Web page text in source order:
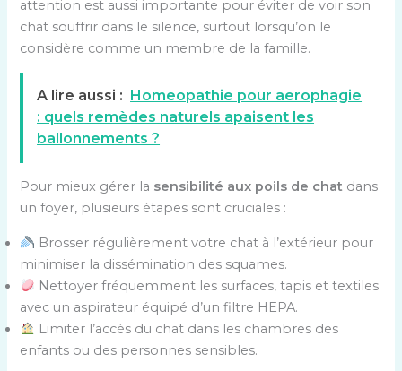
attention est aussi importante pour éviter de voir son
chat souffrir dans le silence, surtout lorsqu’on le
considère comme un membre de la famille.
A lire aussi : Homeopathie pour aerophagie
: quels remèdes naturels apaisent les
ballonnements ?
Pour mieux gérer la sensibilité aux poils de chat dans
un foyer, plusieurs étapes sont cruciales :
Brosser régulièrement votre chat à l’extérieur pour
minimiser la dissémination des squames.
Nettoyer fréquemment les surfaces, tapis et textiles
avec un aspirateur équipé d’un filtre HEPA.
Limiter l’accès du chat dans les chambres des
enfants ou des personnes sensibles.